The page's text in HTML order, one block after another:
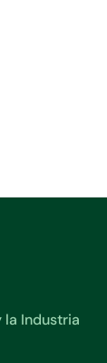
la Industria